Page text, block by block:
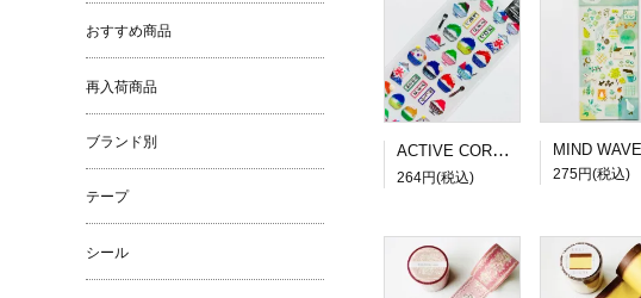
ACTIVE CORPORATION 夏柄ドロップシール かき氷
264円(税込) 275円(税込)
おすすめ商品
再入荷商品
ブランド別
テープ
シール